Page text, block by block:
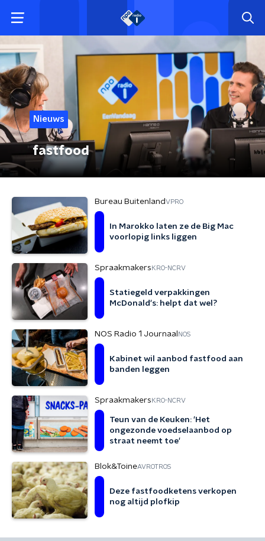
Nieuws
fastfood
Bureau BuitenlandVPRO
In Marokko laten ze de Big Mac
voorlopig links liggen
Spraakmakers KRO-NCRV
Statiegeld verpakkingen
McDonald's: helpt dat wel?
NOS Radio 1 Journaal NOS
Kabinet wil aanbod fastfood aan
banden leggen
Spraakmakers KRO-NCRV
Teun van de Keuken: 'Het
ongezonde voedselaanbod op
straat neemt toe'
Blok&ToineAVROTROS
Deze fastfoodketens verkopen
nog altijd plofkip